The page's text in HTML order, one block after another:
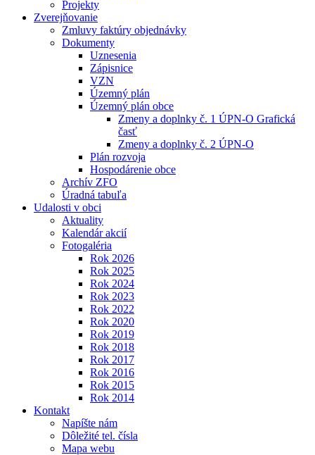
Projekty
Zverejňovanie
Zmluvy faktúry objednávky
Dokumenty
Uznesenia
Zápisnice
VZN
Územný plán
Územný plán obce
Zmeny a doplnky č. 1 ÚPN-O Grafická
časť
Zmeny a doplnky č. 2 ÚPN-O
Plán rozvoja
Hospodárenie obce
Archív ZFO
Úradná tabuľa
Udalosti v obci
Aktuality
Kalendár akcií
Fotogaléria
Rok 2026
Rok 2025
Rok 2024
Rok 2023
Rok 2022
Rok 2020
Rok 2019
Rok 2018
Rok 2017
Rok 2016
Rok 2015
Rok 2014
Kontakt
Napíšte nám
Dôležité tel. čísla
Mapa webu